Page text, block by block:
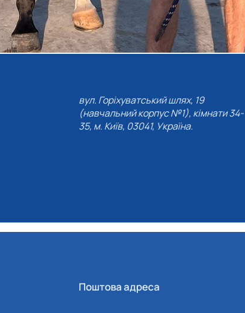
вул. Горіхуватський шлях, 19
(навчальний корпус №1), кімнати 34-
Поштова адреса